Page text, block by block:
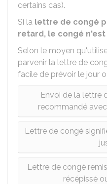
certains cas).
Si la lettre de congé
retard, le congé
Selon le moyen
parvenir la lettre de
facile de prévoir le jour
Envoi de la lettre
recommandé
Lettre de congé
Lettre de congé
récépissé